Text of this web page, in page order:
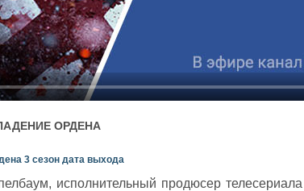
ОРДЕНА
3 сезон дата выхода
исполнительный продюсер